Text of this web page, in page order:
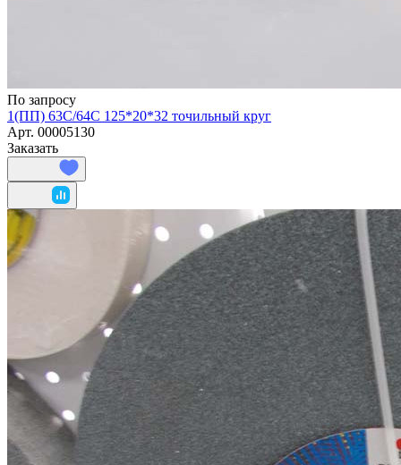
По запросу
1(ПП) 63С/64C 125*20*32 точильный круг
Арт. 00005130
Заказать